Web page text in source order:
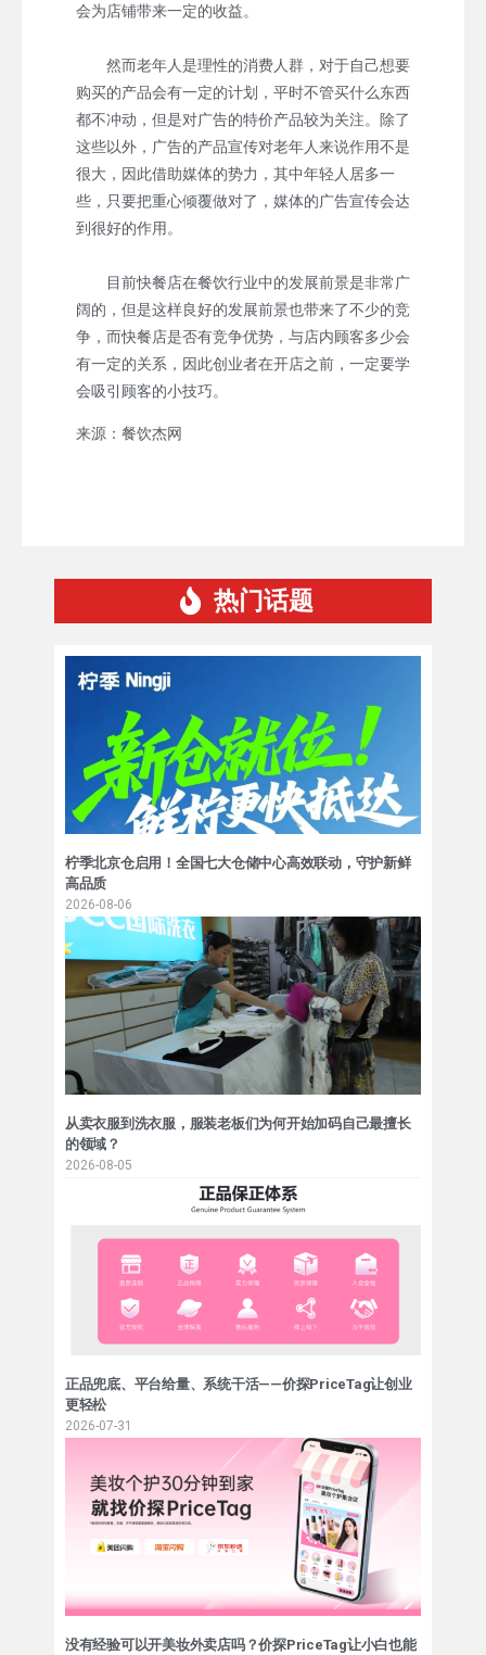
会为店铺带来一定的收益。
然而老年人是理性的消费人群，对于自己想要
购买的产品会有一定的计划，平时不管买什么东西
都不冲动，但是对广告的特价产品较为关注。除了
这些以外，广告的产品宣传对老年人来说作用不是
很大，因此借助媒体的势力，其中年轻人居多一
些，只要把重心倾覆做对了，媒体的广告宣传会达
到很好的作用。
目前快餐店在餐饮行业中的发展前景是非常广
阔的，但是这样良好的发展前景也带来了不少的竞
争，而快餐店是否有竞争优势，与店内顾客多少会
有一定的关系，因此创业者在开店之前，一定要学
会吸引顾客的小技巧。
来源：餐饮杰网
热门话题
柠季北京仓启用！全国七大仓储中心高效联动，守护新鲜
高品质
2026-08-06
从卖衣服到洗衣服，服装老板们为何开始加码自己最擅长
的领域？
2026-08-05
正品兜底、平台给量、系统干活——价探PriceTag让创业
更轻松
2026-07-31
没有经验可以开美妆外卖店吗？价探PriceTag让小白也能